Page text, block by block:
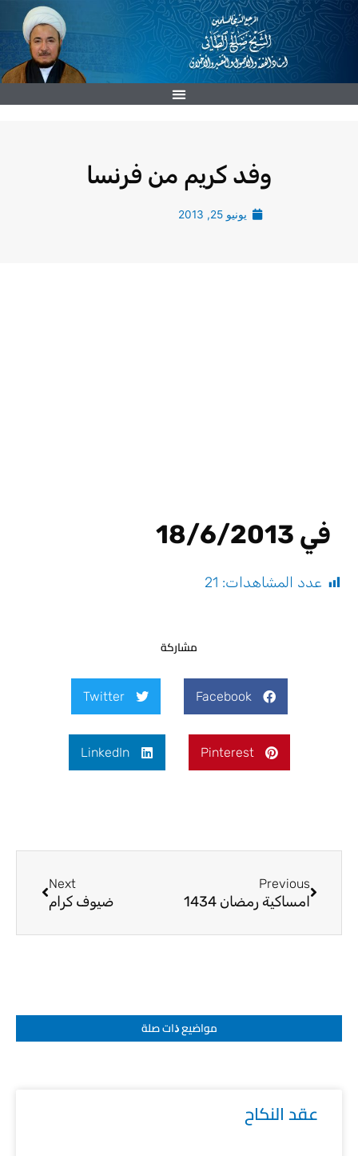
تخطي
وفد كريم من فرنسا
يونيو 25, 2013
في 18/6/2013
عدد المشاهدات: 21
مشاركة
Facebook
Twitter
Pinterest
LinkedIn
Previous
امساكية رمضان 1434
Next
ضيوف كرام
مواضيع ﺫات صلة
عقد النكاح